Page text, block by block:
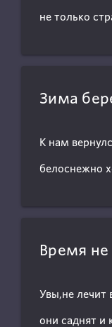
не только
Зима
К нам
белоснежно
Время не
Увы,не лечит
они саднят и